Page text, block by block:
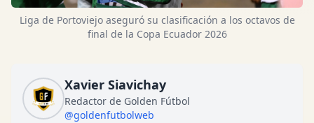
Liga de Portoviejo aseguró su clasificación a los octavos de
final de la Copa Ecuador 2026
Xavier Siavichay
Redactor de Golden Fútbol
@goldenfutbolweb